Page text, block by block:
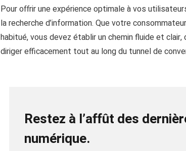
Pour offrir une expérience optimale à vos
la recherche d’information. Que votre
habitué, vous devez établirun chemin fluide et clair,
dirigerefficacement tout au long du tunnel de
Restez à l’affût des
numérique.